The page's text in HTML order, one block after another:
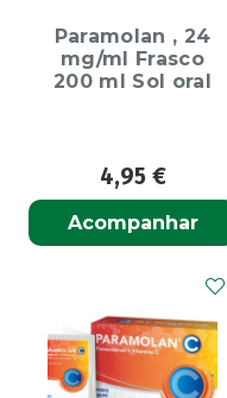
Paramolan , 24
mg/ml Frasco
200 ml Sol oral
4,95 €
Acompanhar